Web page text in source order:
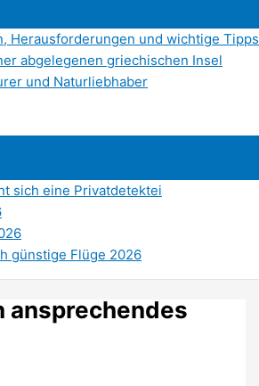
Herausforderungen und wichtige Tipps
abgelegenen griechischen Insel
und Naturliebhaber
sich eine Privatdetektei
günstige Flüge 2026
ansprechendes